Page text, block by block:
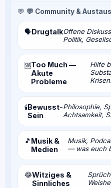
💬 💬 Community &
🗣️DrugtalkOffene
Politik,
🆘Too Much —
Akute
Probleme
Hilfe
Krisen.
🕯️Bewusst-
Sein
Philosophie,
Achtsamkeit,
🎵 Musik &
Medien
Musik,
— was euch
😂Witziges &
Sinnliches